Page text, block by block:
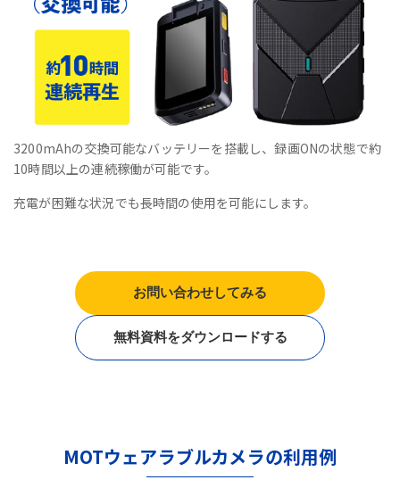
3200mAhの交換可能なバッテリーを搭載し、録画ONの状態で約
10時間以上の連続稼働が可能です。
充電が困難な状況でも長時間の使用を可能にします。
お問い合わせしてみる
無料資料をダウンロードする
MOTウェアラブルカメラの利用例